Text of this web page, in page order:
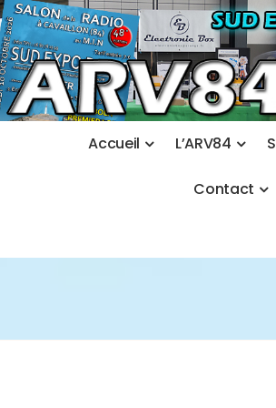
Accueil L’ARV84 S
Contact